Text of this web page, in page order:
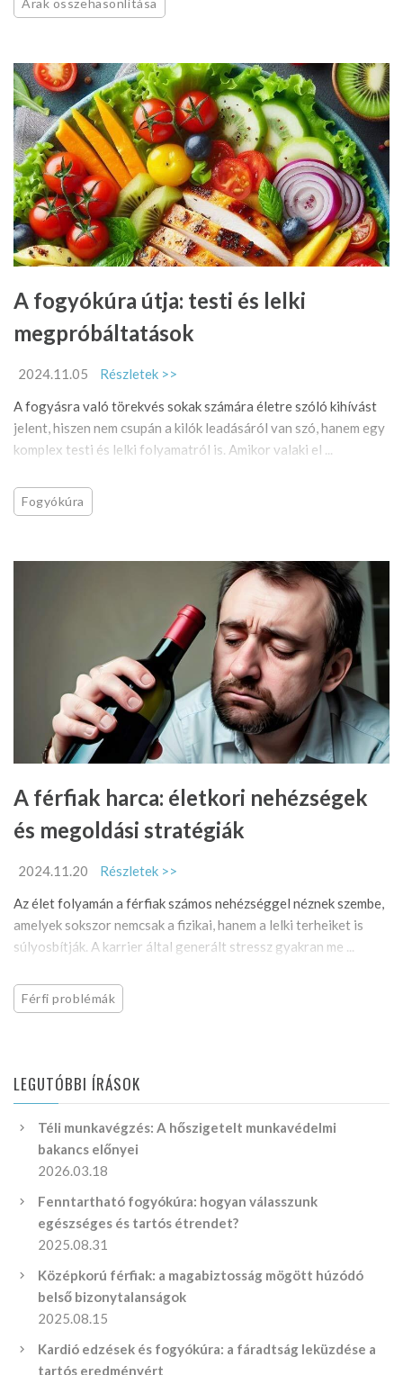
Árak összehasonlítása
A fogyókúra útja: testi és lelki
megpróbáltatások
2024.11.05
Részletek >>
A fogyásra való törekvés sokak számára életre szóló kihívást
jelent, hiszen nem csupán a kilók leadásáról van szó, hanem egy
komplex testi és lelki folyamatról is. Amikor valaki el ...
Fogyókúra
A férfiak harca: életkori nehézségek
és megoldási stratégiák
2024.11.20
Részletek >>
Az élet folyamán a férfiak számos nehézséggel néznek szembe,
amelyek sokszor nemcsak a fizikai, hanem a lelki terheiket is
súlyosbítják. A karrier által generált stressz gyakran me ...
Férfi problémák
LEGUTÓBBI ÍRÁSOK
Téli munkavégzés: A hőszigetelt munkavédelmi
bakancs előnyei
2026.03.18
Fenntartható fogyókúra: hogyan válasszunk
egészséges és tartós étrendet?
2025.08.31
Középkorú férfiak: a magabiztosság mögött húzódó
belső bizonytalanságok
2025.08.15
Kardió edzések és fogyókúra: a fáradtság leküzdése a
tartós eredményért